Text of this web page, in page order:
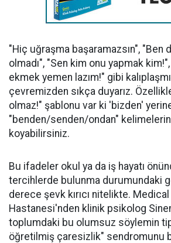
"Hiç uğraşma başaramazsın", "Ben
olmadı", "Sen kim onu yapmak kim!",
ekmek yemen lazım!" gibi
çevremizden sıkça duyarız.
olmaz!" şablonu var ki 'bizden'
"benden/senden/ondan"
koyabilirsiniz.
Bu ifadeler okul ya da iş hayatı
tercihlerde bulunma durumundaki
derece şevk kırıcı nitelikte.
Hastanesi'nden klinik psikolog
toplumdaki bu olumsuz söylemin
öğretilmiş çaresizlik" sendromunu